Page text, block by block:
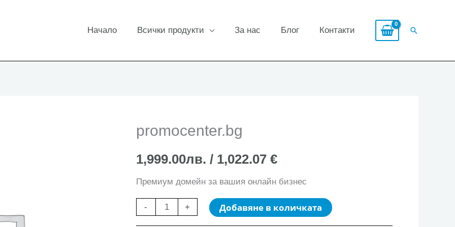
Начало Всички продукти За нас Блог Контакти Search
promocenter.bg
1,999.00лв. / 1,022.07 €
Премиум домейн за вашия онлайн бизнес
-
количество
+ Добавяне в количката